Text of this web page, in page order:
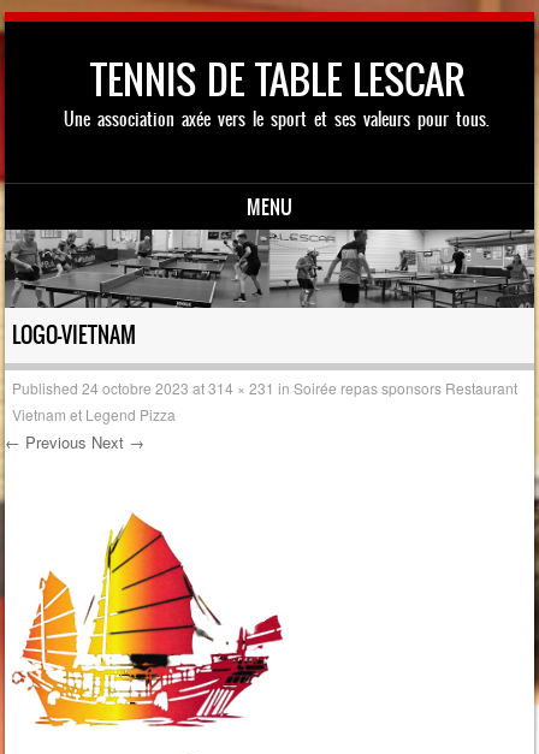
TENNIS DE TABLE LESCAR
Une association axée vers le sport et ses valeurs pour tous.
MENU
Skip to content
LOGO-VIETNAM
Published24 octobre 2023 at314 × 231 inSoirée repas sponsors Restaurant
Vietnam et Legend Pizza
← Previous Next →